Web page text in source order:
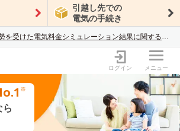
引越し先での
電気の手続き
中東情勢を受けた電気料金シミュレーション結果に関するご案内
・ガス比較サイト エネチェンジ
ログイン メニュー
ら